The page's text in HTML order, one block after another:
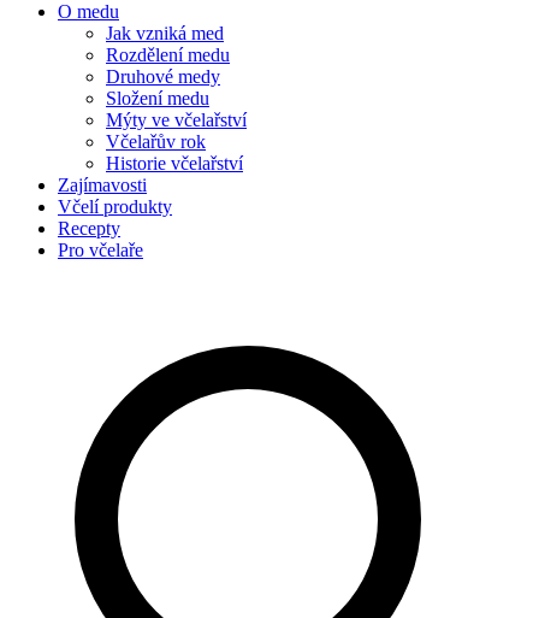
O medu
Jak vzniká med
Rozdělení medu
Druhové medy
Složení medu
Mýty ve včelařství
Včelařův rok
Historie včelařství
Zajímavosti
Včelí produkty
Recepty
Pro včelaře